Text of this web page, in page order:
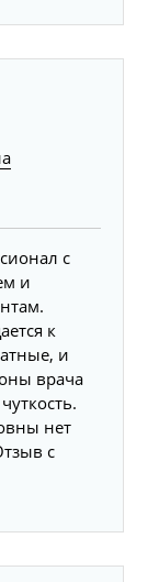
с
и
к
и
врача
нет
с